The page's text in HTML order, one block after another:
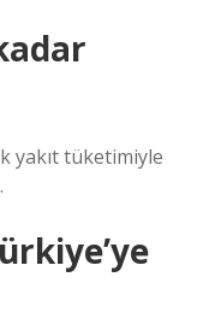
yakıt tüketimiyle